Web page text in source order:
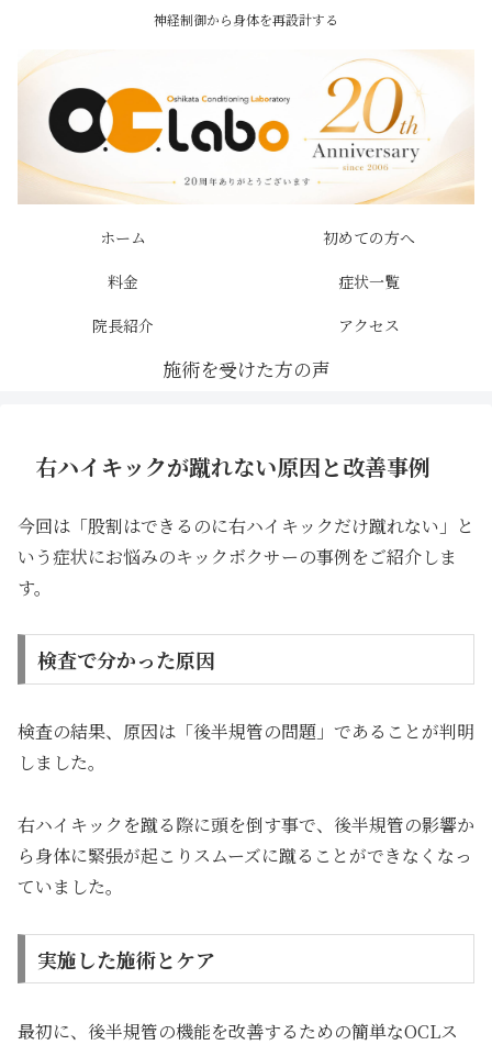
神経制御から身体を再設計する
ホーム
初めての方へ
料金
症状一覧
院長紹介
アクセス
右ハイキックが蹴れない原因と改善事例
今回は「股割はできるのに右ハイキックだけ蹴れない」と
いう症状にお悩みのキックボクサーの事例をご紹介しま
す。
検査で分かった原因
検査の結果、原因は「後半規管の問題」であることが判明
しました。
右ハイキックを蹴る際に頭を倒す事で、後半規管の影響か
ら身体に緊張が起こりスムーズに蹴ることができなくなっ
ていました。
実施した施術とケア
最初に、後半規管の機能を改善するための簡単なOCLス